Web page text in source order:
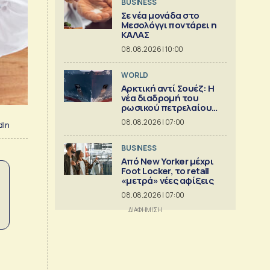
BUSINESS
Σε νέα μονάδα στο
Μεσολόγγι ποντάρει η
ΚΑΛΑΣ
08.08.2026 | 10:00
WORLD
Αρκτική αντί Σουέζ: Η
νέα διαδρομή του
ρωσικού πετρελαίου
[Γράφημα]
08.08.2026 | 07:00
BUSINESS
Από New Yorker μέχρι
Foot Locker, το retail
«μετρά» νέες αφίξεις
08.08.2026 | 07:00